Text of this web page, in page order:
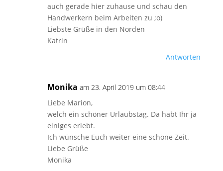
auch gerade hier zuhause und schau den
Handwerkern beim Arbeiten zu ;o)
Liebste Grüße in den Norden
Katrin
Antworten
Monika am 23. April 2019 um 08:44
Liebe Marion,
welch ein schöner Urlaubstag. Da habt Ihr ja
einiges erlebt.
Ich wünsche Euch weiter eine schöne Zeit.
Liebe Grüße
Monika